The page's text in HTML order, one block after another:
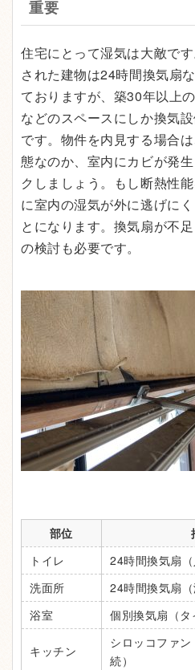
重要
住宅にとって湿気は大敵で
された建物は24時間換気扇
ておりますが、築30年以上
などのスペースにしか換気
です。物件を内見する場合
態なのか、室内にカビが発
クしましょう。もし断熱性
に室内の湿気が外に逃げに
とになります。換気扇が不
の検討も必要です。
部位
トイレ
24時間換気扇（
洗面所
24時間換気扇（
浴室
個別換気扇（タ
キッチン
シロッコファ
続）